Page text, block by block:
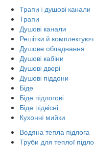
Трапи і душові канали
Трапи
Душові канали
Решітки й
Душове обладнання
Душові кабіни
Душові двері
Душові піддони
Біде
Біде підлогові
Біде підвісні
Кухонні мийки
Водяна тепла підлога
Труби для теплої